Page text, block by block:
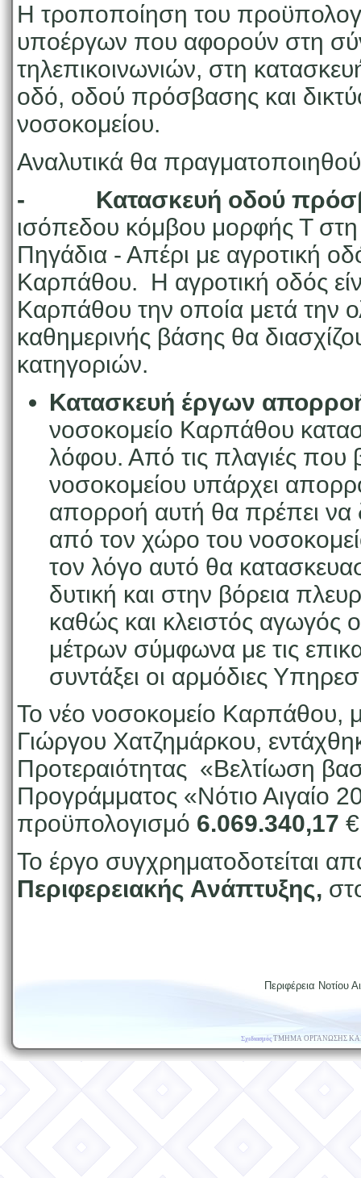
Η τροποποίηση του
υποέργων που αφορούν στη
τηλεπικοινωνιών, στη
οδό, οδού πρόσβασης και
νοσοκομείου.
Αναλυτικά θα
- Κατασκευή οδού
ισόπεδου κόμβου μορφής Τ
Πηγάδια - Απέρι με αγροτική
Καρπάθου. Η αγροτική οδός
Καρπάθου την οποία μετά την
καθημερινής βάσης θα
κατηγοριών.
Κατασκευή έργων
νοσοκομείο Καρπάθου
λόφου. Από τις πλαγιές που
νοσοκομείου υπάρχει
απορροή αυτή θα πρέπει να
από τον χώρο του
τον λόγο αυτό θα
δυτική και στην βόρεια
καθώς και κλειστός αγωγός
μέτρων σύμφωνα με τις
συντάξει οι αρμόδιες
Το νέο νοσοκομείο Καρπάθου,
Γιώργου Χατζημάρκου,
Προτεραιότητας «Βελτίωση
Προγράμματος «Νότιο Αιγαίο
προϋπολογισμό 6.069.340,17
Το έργο συγχρηματοδοτείται
Περιφερειακής Ανάπτυξης,
Περιφέρεια Νοτίου
ΣχεδιασμόςΤΜΗΜΑ ΟΡΓΑΝΩΣΗΣ